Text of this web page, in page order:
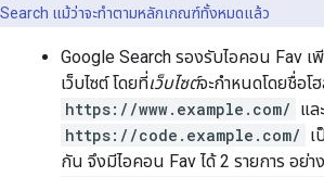
Search แม้ว่าจะทำตามหลักเกณฑ์ทั้งหมดแล้ว
Google Search รองรับไอคอน Fav เ
เว็บไซต์ โดยที่เว็บไซต์จะกำหนดโดยชื่อโ
https://www.example.com/ และ
https://code.example.com/ เ
กัน จึงมีไอคอน Fav ได้ 2 รายการ อย่า